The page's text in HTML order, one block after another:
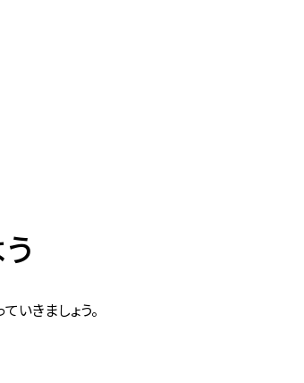
いきましょう。